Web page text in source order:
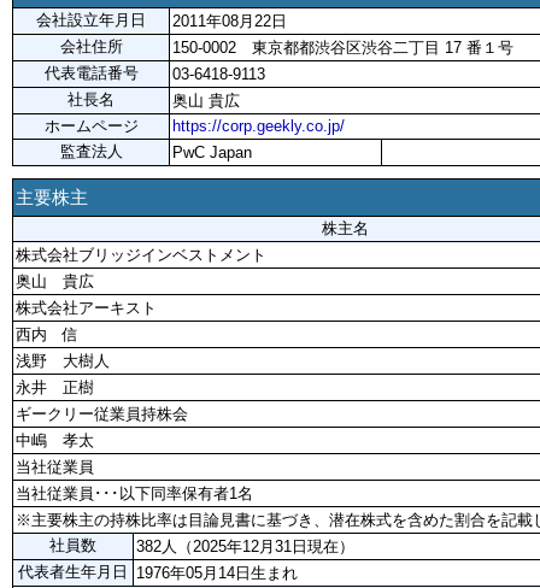
会社設立年月日
2011年08月22日
会社住所
150-0002 東京都都渋谷区渋谷二丁目 17 番１号
代表電話番号
03-6418-9113
社長名
奥山 貴広
ホームページ
https://corp.geekly.co.jp/
監査法人
PwC Japan
主要株主
株主名
株式会社ブリッジインベストメント
奥山 貴広
株式会社アーキスト
西内 信
浅野 大樹人
永井 正樹
ギークリー従業員持株会
中嶋 孝太
当社従業員
当社従業員･･･以下同率保有者1名
※主要株主の持株比率は目論見書に基づき、潜在株式を含めた割合を記載
社員数
382人（2025年12月31日現在）
代表者生年月日
1976年05月14日生まれ